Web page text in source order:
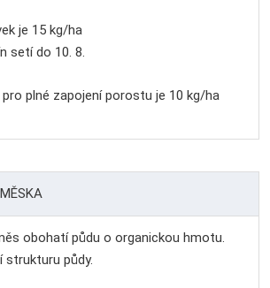
je 15 kg/ha
setí do 10. 8.
pro plné zapojení porostu je 10 kg/ha
obohatí půdu o organickou hmotu.
strukturu půdy.